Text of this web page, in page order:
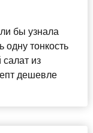
бы узнала
одну тонкость
из
дешевле